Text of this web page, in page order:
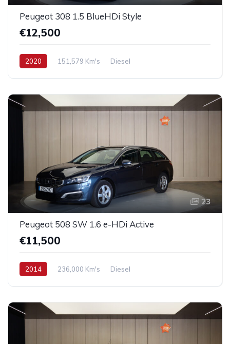
Peugeot 308 1.5 BlueHDi Style
€12,500
2020 151,579 Km's Diesel
23
Peugeot 508 SW 1.6 e-HDi Active
€11,500
2014 236,000 Km's Diesel